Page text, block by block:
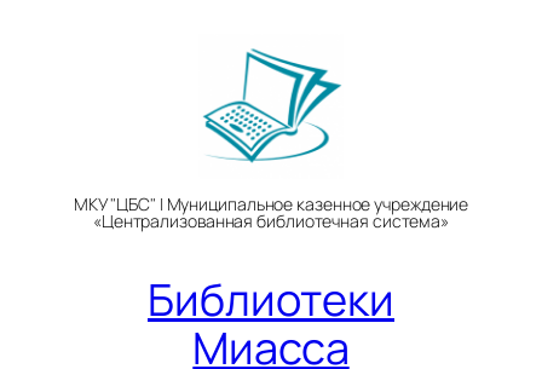
МКУ "ЦБС" | Муниципальное казенное учреждение
«Централизованная библиотечная система»
Библиотеки
Миасса